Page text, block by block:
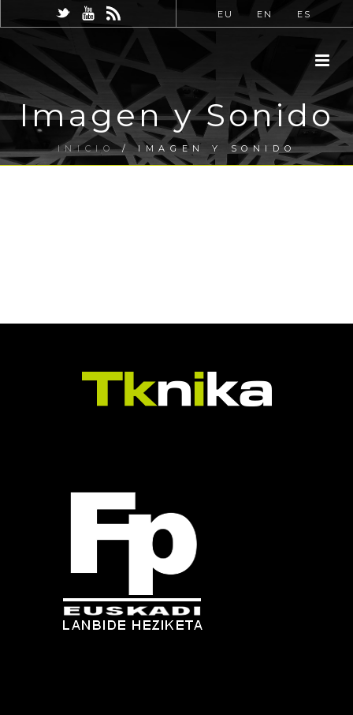
EU EN ES
Imagen y Sonido
INICIO/IMAGEN Y SONIDO